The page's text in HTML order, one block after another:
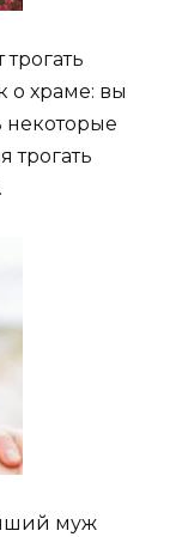
о храме: вы
некоторые
трогать
муж